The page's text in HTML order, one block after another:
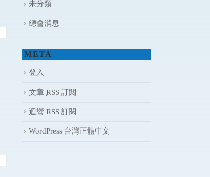
未分類
總會消息
META
登入
文章 RSS 訂閱
迴響 RSS 訂閱
WordPress 台灣正體中文